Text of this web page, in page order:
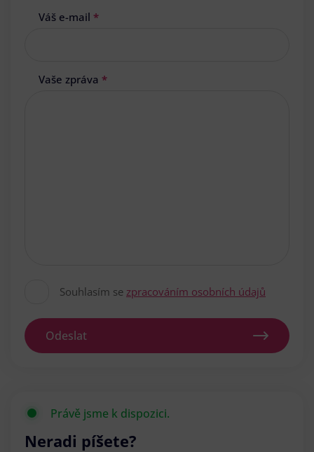
Váš e-mail *
Vaše zpráva *
Souhlasím se zpracováním osobních údajů
Odeslat
Právě jsme k dispozici.
Neradi píšete?